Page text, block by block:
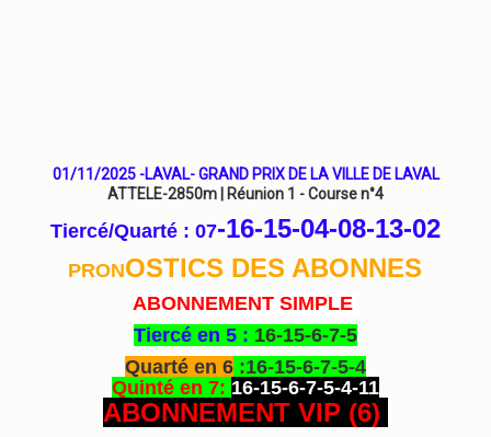
01/11/2025 -LAVAL- GRAND PRIX DE LA VILLE DE LAVAL
ATTELE-2850m | Réunion 1 - Course n°4
Tiercé/Quarté : 07-16-15-04-08-13-02
PRONOSTICS DES ABONNES
ABONNEMENT SIMPLE
Tiercé en 5 : 16-15-6-7-5
Quarté en 6 :16-15-6-7-5-4
Quinté en 7: 16-15-6-7-5-4-11
ABONNEMENT VIP (6)